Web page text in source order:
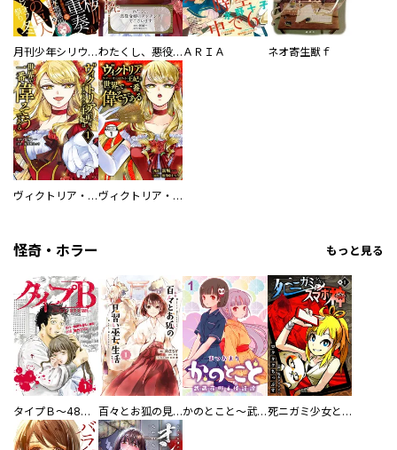
月刊少年シリウス わたくし、悪役令嬢のアレクシアでございます ＡＲＩＡ ネオ寄生獣ｆ
ヴィクトリア・ウィナー・オーストウェン王妃は世界で一番偉そうである ヴィクトリア・ウィナー・オーストウェン王妃は世界で一番偉そうである 分冊版
怪奇・ホラー もっと見る
タイプＢ～48時間後、致死率100％～【単話】 百々とお狐の見習い巫女生活【単行本版】 かのとこと～武蔵花町怪話譚～ 【連載版】 死ニガミ少女とスマホ神